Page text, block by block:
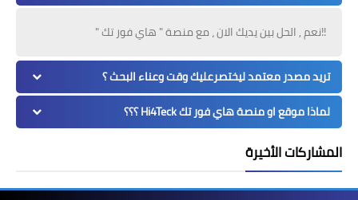
!!نعم , الحل بين يديك الان ، مع منصة " هاي فور تك "
تريد مصدر معتمد ليختصرعليك وقت وعناء البحث ؟
لماذا موقع او منصة هاي فور تك Hi4Teck ؟؟؟
المشاركات الأخيرة